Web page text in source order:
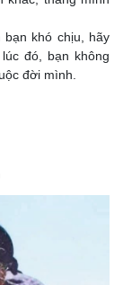
khó chịu, hãy
đó, bạn không
đời mình.